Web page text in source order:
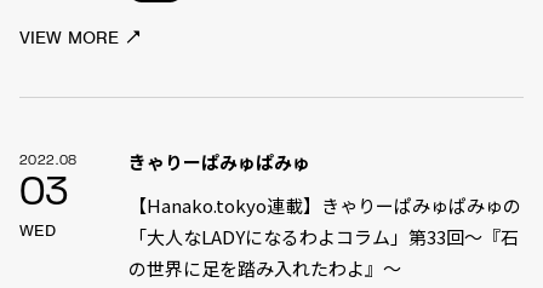
VIEW MORE
2022.08
03
WED
きゃりーぱみゅぱみゅ
【Hanako.tokyo連載】きゃりーぱみゅぱみゅの
「大人なLADYになるわよコラム」第33回〜『石
の世界に足を踏み入れたわよ』〜